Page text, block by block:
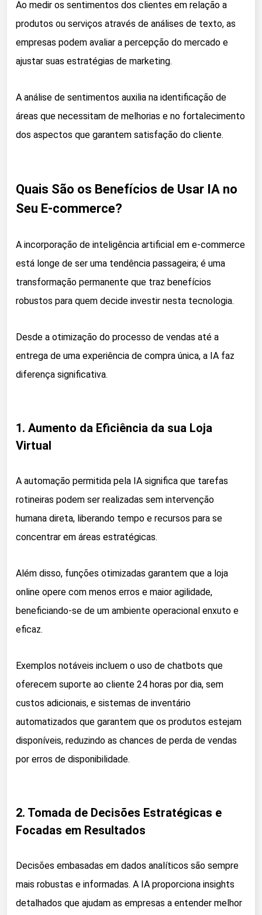
Ao medir os sentimentos dos clientes em relação a
produtos ou serviços através de análises de texto, as
empresas podem avaliar a percepção do mercado e
ajustar suas estratégias de marketing.
A análise de sentimentos auxilia na identificação de
áreas que necessitam de melhorias e no fortalecimento
dos aspectos que garantem satisfação do cliente.
Quais São os Benefícios de Usar IA no
Seu E-commerce?
A incorporação de inteligência artificial em e-commerce
está longe de ser uma tendência passageira; é uma
transformação permanente que traz benefícios
robustos para quem decide investir nesta tecnologia.
Desde a otimização do processo de vendas até a
entrega de uma experiência de compra única, a IA faz
diferença significativa.
1. Aumento da Eficiência da sua Loja
Virtual
A automação permitida pela IA significa que tarefas
rotineiras podem ser realizadas sem intervenção
humana direta, liberando tempo e recursos para se
concentrar em áreas estratégicas.
Além disso, funções otimizadas garantem que a loja
online opere com menos erros e maior agilidade,
beneficiando-se de um ambiente operacional enxuto e
eficaz.
Exemplos notáveis incluem o uso de chatbots que
oferecem suporte ao cliente 24 horas por dia, sem
custos adicionais, e sistemas de inventário
automatizados que garantem que os produtos estejam
disponíveis, reduzindo as chances de perda de vendas
por erros de disponibilidade.
2. Tomada de Decisões Estratégicas e
Focadas em Resultados
Decisões embasadas em dados analíticos são sempre
mais robustas e informadas. A IA proporciona insights
detalhados que ajudam as empresas a entender melhor